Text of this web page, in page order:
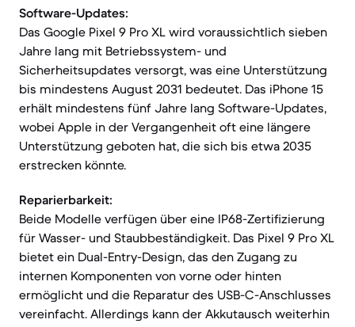
Software-Updates:
Das Google Pixel 9 Pro XL wird voraussichtlich sieben
Jahre lang mit Betriebssystem- und
Sicherheitsupdates versorgt, was eine Unterstützung
bis mindestens August 2031 bedeutet. Das iPhone 15
erhält mindestens fünf Jahre lang Software-Updates,
wobei Apple in der Vergangenheit oft eine längere
Unterstützung geboten hat, die sich bis etwa 2035
erstrecken könnte.
Reparierbarkeit:
Beide Modelle verfügen über eine IP68-Zertifizierung
für Wasser- und Staubbeständigkeit. Das Pixel 9 Pro XL
bietet ein Dual-Entry-Design, das den Zugang zu
internen Komponenten von vorne oder hinten
ermöglicht und die Reparatur des USB-C-Anschlusses
vereinfacht. Allerdings kann der Akkutausch weiterhin